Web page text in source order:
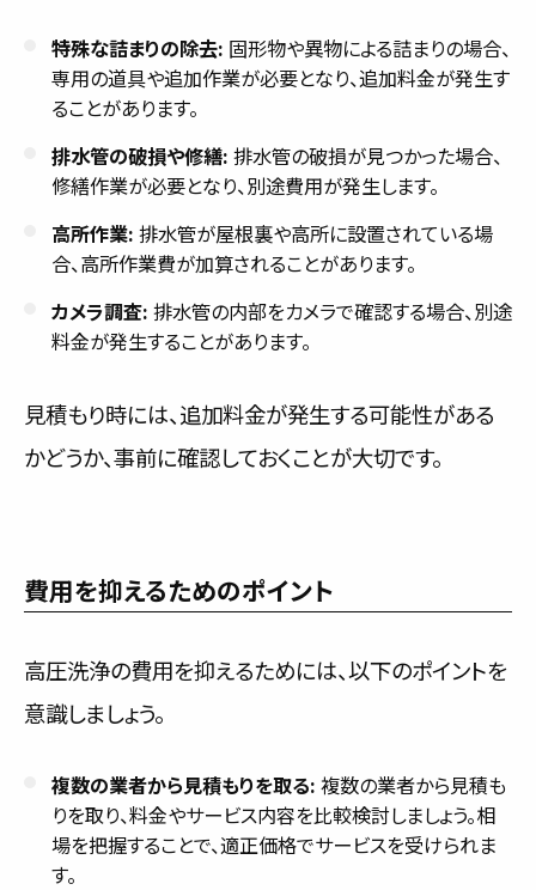
特殊な詰まりの除去: 固形物や異物による詰まりの場合、
専用の道具や追加作業が必要となり、追加料金が発生す
ることがあります。
排水管の破損や修繕: 排水管の破損が見つかった場合、
修繕作業が必要となり、別途費用が発生します。
高所作業: 排水管が屋根裏や高所に設置されている場
合、高所作業費が加算されることがあります。
カメラ調査: 排水管の内部をカメラで確認する場合、別途
料金が発生することがあります。
見積もり時には、追加料金が発生する可能性がある
かどうか、事前に確認しておくことが大切です。
費用を抑えるためのポイント
高圧洗浄の費用を抑えるためには、以下のポイントを
意識しましょう。
複数の業者から見積もりを取る: 複数の業者から見積も
りを取り、料金やサービス内容を比較検討しましょう。相
場を把握することで、適正価格でサービスを受けられま
す。